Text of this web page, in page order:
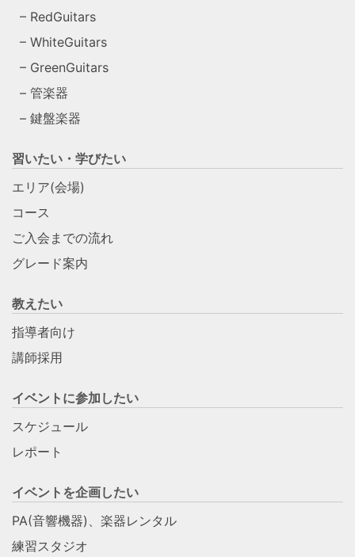
RedGuitars
WhiteGuitars
GreenGuitars
管楽器
鍵盤楽器
習いたい・学びたい
エリア(会場)
コース
ご入会までの流れ
グレード案内
教えたい
指導者向け
講師採用
イベントに参加したい
スケジュール
レポート
イベントを企画したい
PA(音響機器)、楽器レンタル
練習スタジオ